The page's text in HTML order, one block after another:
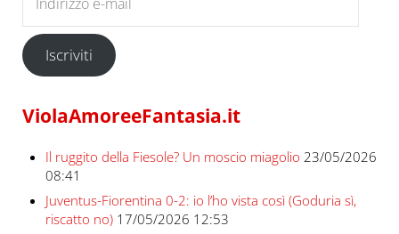
Iscriviti
ViolaAmoreeFantasia.it
Il ruggito della Fiesole? Un moscio miagolio 23/05/2026
08:41
Juventus-Fiorentina 0-2: io l’ho vista così (Goduria sì,
riscatto no) 17/05/2026 12:53